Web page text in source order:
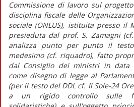
Commissione di lavoro sul
disciplina fiscale delle
sociale (ONLUS), istituita presso il
presieduta dal prof. S. Zamagni
analizza punto per punto il
medesimo (cf. riquadro), fatto
dal Consiglio dei ministri in data
come disegno di legge al
(per il testo del DDL cf. Il Sole-24
a un rigido controllo sulle